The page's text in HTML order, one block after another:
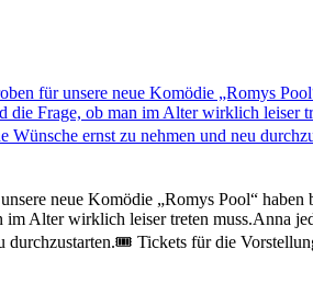
neue Komödie „Romys Pool“
Alter wirklich leiser treten muss.Anna
durchzustarten.🎟️ Tickets für die